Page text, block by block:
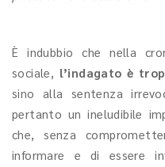
È indubbio che nella
sociale, l’indagato è
sino alla sentenza
pertanto un ineludibile
che, senza
informare e di essere